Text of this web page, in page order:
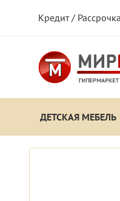
Кредит / Рассрочка
ДЕТСКАЯ МЕБЕЛЬ